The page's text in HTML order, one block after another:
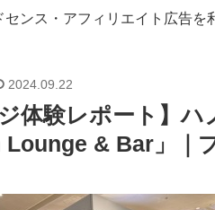
センス・アフィリエイト広告を
2024.09.22
ジ体験レポート】
& Bar」｜